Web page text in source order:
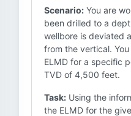
Scenario: You are
been drilled to a
wellbore is deviated
from the vertical.
ELMD for a specific
TVD of 4,500 feet.
Task: Using the
the ELMD for the